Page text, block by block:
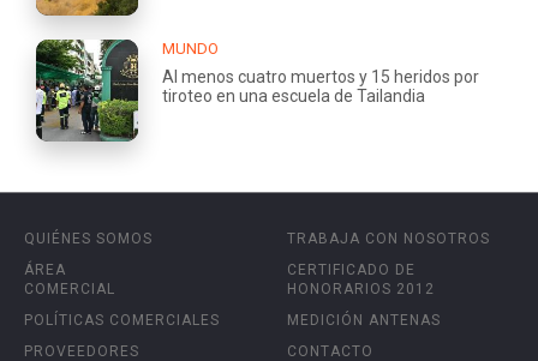
MUNDO
Al menos cuatro muertos y 15 heridos por
tiroteo en una escuela de Tailandia
QUIÉNES SOMOS
ÁREA
COMERCIAL
POLÍTICAS COMERCIALES
PROVEEDORES
TRABAJA CON NOSOTROS
CERTIFICADO DE
HONORARIOS 2012
MEDICIÓN ANTENAS
CONTACTO